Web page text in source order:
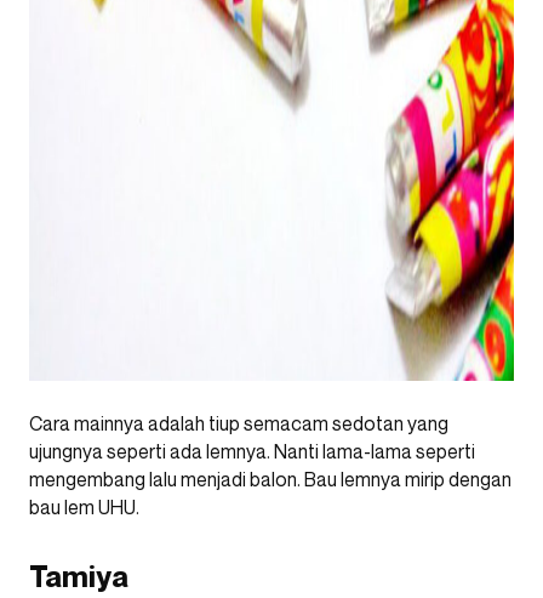
Cara mainnya adalah tiup semacam sedotan yang
ujungnya seperti ada lemnya. Nanti lama-lama seperti
mengembang lalu menjadi balon. Bau lemnya mirip dengan
bau lem UHU.
Tamiya